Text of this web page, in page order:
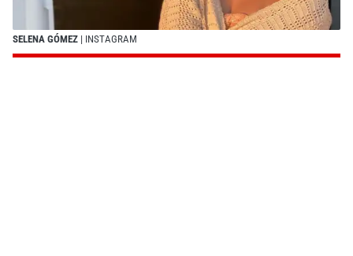
SELENA GÓMEZ | INSTAGRAM